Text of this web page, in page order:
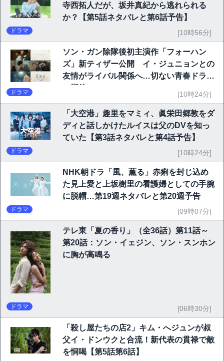
寺西拓人だが、坂井真紀から逃れられる
か？【第5話ネタバレと第6話予告】
ドラマ [10時56分]
ソン・ガン除隊後初主演作「フォーハン
ズ」新ティザー公開 イ・ジュニョンとの
友情がライバル関係へ…切ない青春ドラマ
に期待
ドラマ [10時24分]
「大空港」趣里をマミィ、眞栄田郷敦をダ
ディと話しかけたルイスは父のDVを知っ
ていた【第3話ネタバレと第4話予告】
ドラマ [10時24分]
NHK朝ドラ「風、薫る」赤痢を封じ込め
た見上愛と上坂樹里の看護婦としての手腕
に脱帽…第19週ネタバレと第20週予告
ドラマ [09時07分]
テレ東「夏の香り」（全36話）第11話～
第20話：ソン・イェジン、ソン・スンホン
に胸が高鳴る
ドラマ [06時30分]
「殺し屋たちの店2」キム・へジュンが叔
父イ・ドンウクと合流！新代表の貫禄で敵
を恫喝【第5話第6話】